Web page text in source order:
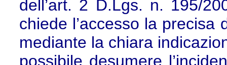
dell’art. 2 D.Lgs. n. 195/
chiede l’accesso la precisa
mediante la chiara
possibile desumere